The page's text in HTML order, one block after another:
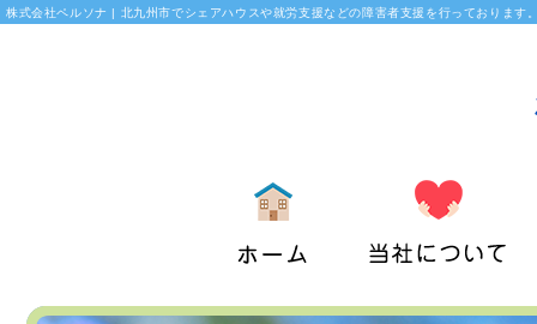
株式会社ペルソナ | 北九州市でシェアハウスや就労支援などの障害者支援を行っております